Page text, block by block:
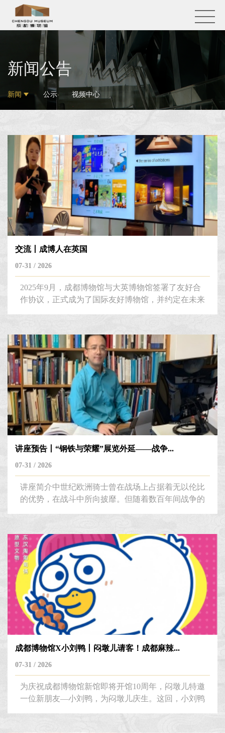
新闻公告
新闻 公示 视频中心
交流丨成博人在英国
07-31 / 2026
2025年9月，成都博物馆与大英博物馆签署了友好合
作协议，正式成为了国际友好博物馆，并约定在未来
物馆面向全球博物馆从业者的国际培训项目
ITP（Internal Training Progra），前往伦敦开启了为期
一个半月的交流与学习。据王立介绍，该项目由大英
博物馆合作的多家基金会赞助，每年邀请一批来自世
界各...
讲座预告丨“钢铁与荣耀”展览外延——战争...
07-31 / 2026
讲座简介中世纪欧洲骑士曾在战场上占据着无以伦比
的优势，在战斗中所向披靡。但随着数百年间战争的
战役来观察这些高贵的重装骑兵在战术博弈中的优
劣，来阐明骑士盔甲的发展迭代与其战场实际需求紧
密相关。主讲人简介刘 甲伦敦大学学院应用考古学
中心高级研究员，项目主管湖南省博物馆特聘境外策
展人与学术顾问。研究方向为文化遗产...
成都博物馆X小刘鸭丨闷墩儿请客！成都麻辣...
07-31 / 2026
为庆祝成都博物馆新馆即将开馆10周年，闷墩儿特邀
一位新朋友—小刘鸭，为闷墩儿庆生。这回，小刘鸭